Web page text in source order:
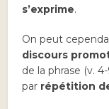
s’exprime.
On peut
discours
de la phrase (v. 4-
par répétition